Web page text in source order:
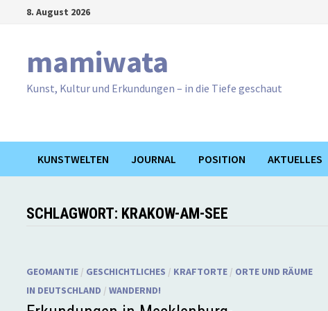
8. August 2026
mamiwata
Kunst, Kultur und Erkundungen – in die Tiefe geschaut
KUNSTWELTEN JOURNAL POSITION AKTUELLES
SCHLAGWORT: KRAKOW-AM-SEE
GEOMANTIE / GESCHICHTLICHES / KRAFTORTE / ORTE UND RÄUME
IN DEUTSCHLAND /WANDERND!